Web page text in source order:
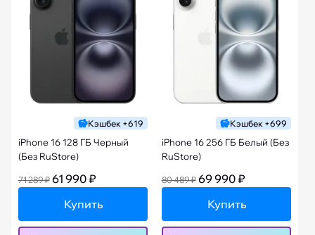
Кэшбек +619
iPhone 16 128 ГБ Черный
(Без RuStore)
71 289 ₽ 61 990 ₽
Купить
Кэшбек +699
iPhone 16 256 ГБ Белый (Без
RuStore)
80 489 ₽ 69 990 ₽
Купить